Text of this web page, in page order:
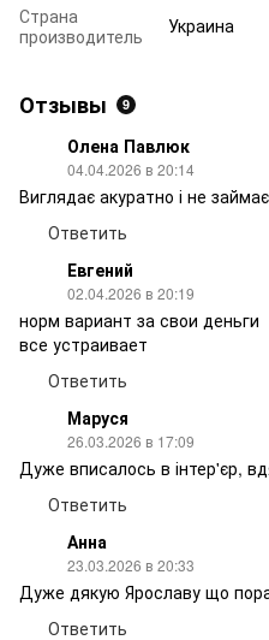
Страна
производитель
Украина
Отзывы 9
Олена Павлюк
04.04.2026 в 20:14
Виглядає акуратно і не
Ответить
Евгений
02.04.2026 в 20:19
норм вариант за свои деньги
все устраивает
Ответить
Маруся
26.03.2026 в 17:09
Дуже вписалось в інтер'єр,
Ответить
Анна
23.03.2026 в 20:33
Дуже дякую Ярославу що
Ответить